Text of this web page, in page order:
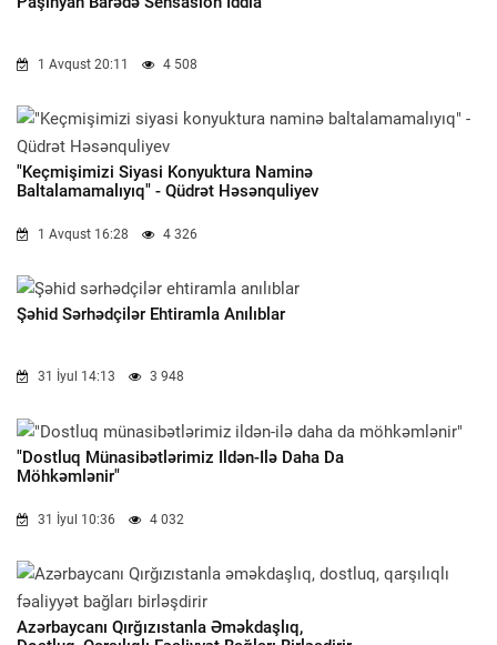
1 Avqust 20:11 4 508
"Keçmişimizi Siyasi Konyuktura Naminə
Baltalamamalıyıq" - Qüdrət Həsənquliyev
1 Avqust 16:28 4 326
Şəhid Sərhədçilər Ehtiramla Anılıblar
31 İyul 14:13 3 948
"Dostluq Münasibətlərimiz Ildən-Ilə Daha Da
Möhkəmlənir"
31 İyul 10:36 4 032
Azərbaycanı Qırğızıstanla Əməkdaşlıq,